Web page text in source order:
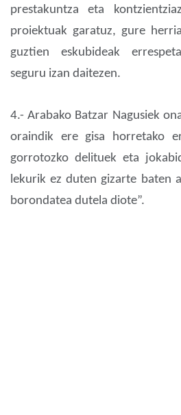
prestakuntza eta
proiektuak garatuz, gure
guztien eskubideak
seguru izan daitezen.
4.- Arabako Batzar Nagusiek
oraindik ere gisa horretako
gorrotozko delituek eta
lekurik ez duten gizarte baten
borondatea dutela diote”.